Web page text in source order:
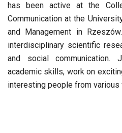
has been active at the
Communication at the
and Management in
interdisciplinary scientific
and social
academic skills, work on
interesting people from